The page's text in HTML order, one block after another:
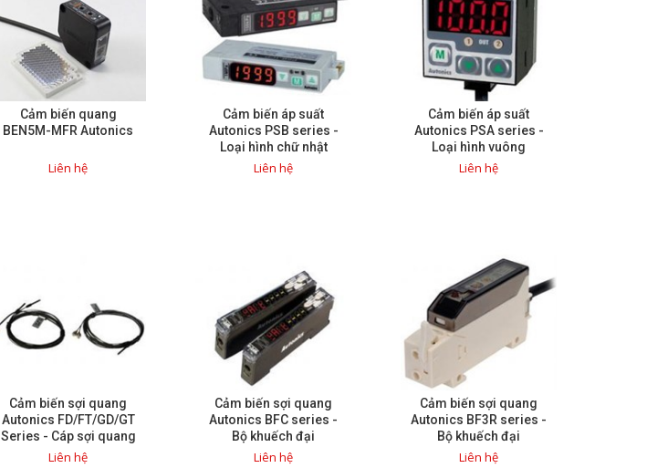
Cảm biến quang
BEN5M-MFR Autonics
Liên hệ
Cảm biến áp suất
Autonics PSB series -
Loại hình chữ nhật
Liên hệ
Cảm biến áp suất
Autonics PSA series -
Loại hình vuông
Liên hệ
Cảm biến sợi quang
Autonics FD/FT/GD/GT
Series - Cáp sợi quang
Liên hệ
Cảm biến sợi quang
Autonics BFC series -
Bộ khuếch đại
Liên hệ
Cảm biến sợi quang
Autonics BF3R series -
Bộ khuếch đại
Liên hệ